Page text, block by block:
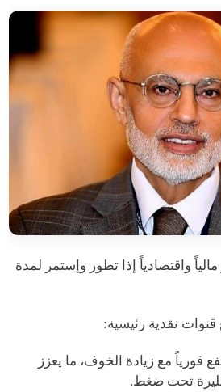
مالياً واقتصادياً إذا تطور وإستمر لمدة
نقدية رئيسية:
فورياً مع زيادة الخوف، ما يعزز
الليرة تحت ضغط.